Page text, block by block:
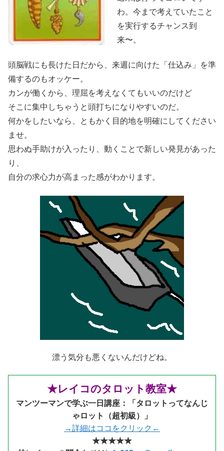
わ。今まで考えていたこと
を実行するチャンス到
来〜。
頭脳戦にも長けた日だから、来週に向けた「仕込み」を準
備するのもオッケー。
カンが働くから、理屈を考えなくてもいいのだけど
そこに集中しちゃうと頭打ちになりやすいのだ。
何かをしたいなら、ともかく目的地を明確にしてください
ませ。
思わぬ手助けが入ったり、動くことで新しい発見があった
り、
自分の求心力が高まった感がわかります。
漂う気分も悪くないんだけどね。
★レイコのタロット教室★
マンツーマンで学ぶ一日講座：「タロットってなんじ
ゃロット（超初級）」
→詳細はココをクリック←
★★★★★